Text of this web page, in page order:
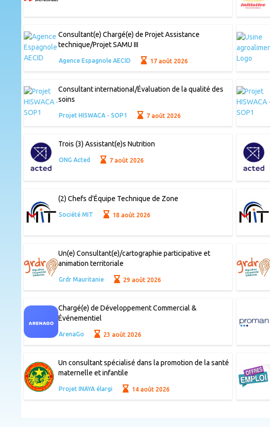
Consultant(e) Chargé(e) de Projet Assistance
technique/Projet SAMU III
Agence Espagnole AECID 17 août 2026
Consultant international/Évaluation de la qualité des
soins
Projet HISWACA - SOP1 7 août 2026
Trois (3) Assistant(e)s Nutrition
ONG Acted 7 août 2026
(2) Chefs d'Équipe Technique de Zone
Société MIT 18 août 2026
Un(e) Consultant(e)/cartographie participative et
animation territoriale
Grdr Mauritanie 29 août 2026
Chargé(e) de Développement Commercial &
Événementiel
ArenaGo 23 août 2026
Un consultant spécialisé dans la promotion de la santé
maternelle et infantile
Projet INAYA élargi 14 août 2026